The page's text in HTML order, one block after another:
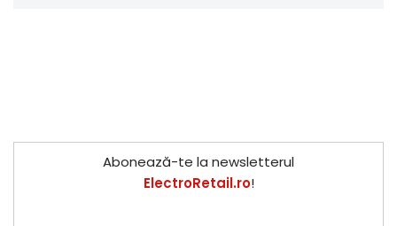
Abonează-te la newsletterul
ElectroRetail.ro!